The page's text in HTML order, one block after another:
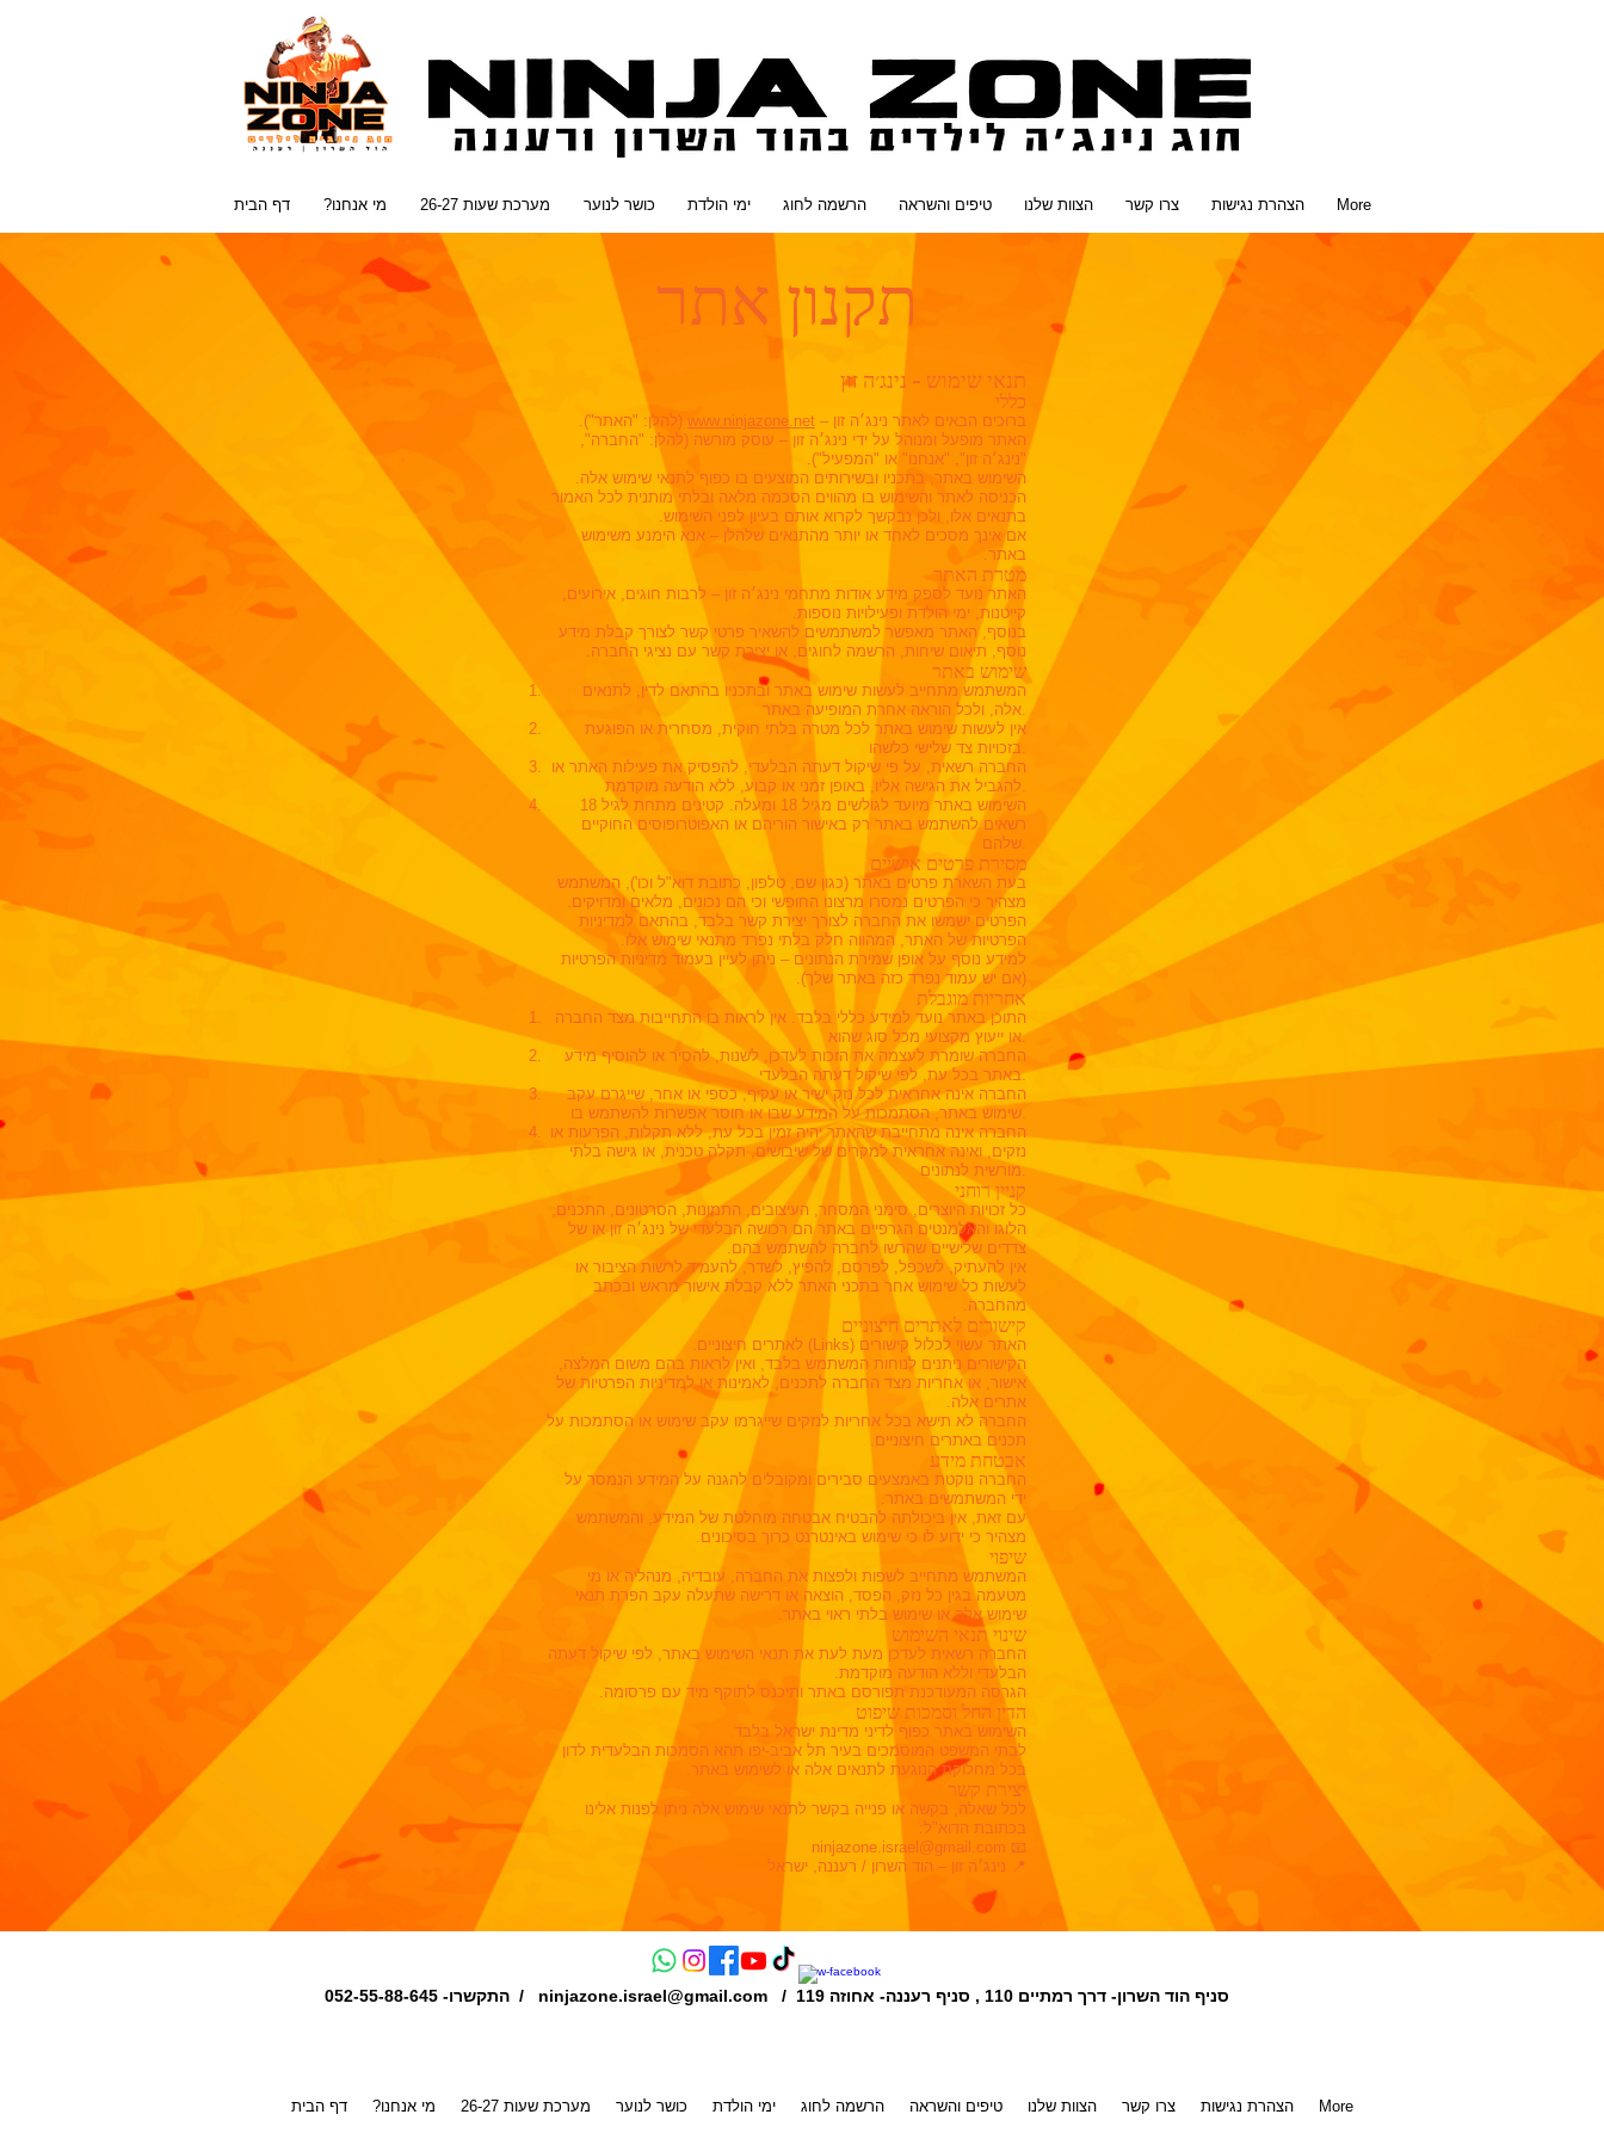
דף הבית ?מי אנחנו מערכת שעות 26-27 כושר לנוער ימי הולדת הרשמה לחוג טיפים והשראה הצוות שלנו צרו קשר הצהרת נגישות More
תקנון אתר
תנאי שימוש – נינג׳ה זון
כללי
ברוכים הבאים לאתר נינג׳ה זון – www.ninjazone.net (להלן: "האתר").
האתר מופעל ומנוהל על ידי נינג׳ה זון – עוסק מורשה (להלן: "החברה",
"נינג׳ה זון", "אנחנו" או "המפעיל").
השימוש באתר, בתכניו ובשירותים המוצעים בו כפוף לתנאי שימוש אלה.
הכניסה לאתר והשימוש בו מהווים הסכמה מלאה ובלתי מותנית לכל האמור
בתנאים אלו, ולכן נבקשך לקרוא אותם בעיון לפני השימוש.
אם אינך מסכים לאחד או יותר מהתנאים שלהלן – אנא הימנע משימוש
באתר.
מטרת האתר
האתר נועד לספק מידע אודות מתחמי נינג׳ה זון – לרבות חוגים, אירועים,
קייטנות, ימי הולדת ופעילויות נוספות.
בנוסף, האתר מאפשר למשתמשים להשאיר פרטי קשר לצורך קבלת מידע
נוסף, תיאום שיחות, הרשמה לחוגים, או יצירת קשר עם נציגי החברה.
שימוש באתר
המשתמש מתחייב לעשות שימוש באתר ובתכניו בהתאם לדין, לתנאים
אלה, ולכל הוראה אחרת המופיעה באתר.
אין לעשות שימוש באתר לכל מטרה בלתי חוקית, מסחרית או הפוגעת
בזכויות צד שלישי כלשהו.
החברה רשאית, על פי שיקול דעתה הבלעדי, להפסיק את פעילות האתר או
להגביל את הגישה אליו, באופן זמני או קבוע, ללא הודעה מוקדמת.
השימוש באתר מיועד לגולשים מגיל 18 ומעלה. קטינים מתחת לגיל 18
רשאים להשתמש באתר רק באישור הוריהם או האפוטרופוסים החוקיים
שלהם.
מסירת פרטים אישיים
בעת השארת פרטים באתר (כגון שם, טלפון, כתובת דוא"ל וכו'), המשתמש
מצהיר כי הפרטים נמסרו מרצונו החופשי וכי הם נכונים, מלאים ומדויקים.
הפרטים ישמשו את החברה לצורך יצירת קשר בלבד, בהתאם למדיניות
הפרטיות של האתר, המהווה חלק בלתי נפרד מתנאי שימוש אלו.
למידע נוסף על אופן שמירת הנתונים – ניתן לעיין בעמוד מדיניות הפרטיות
(אם יש עמוד נפרד כזה באתר שלך).
אחריות מוגבלת
התוכן באתר נועד למידע כללי בלבד. אין לראות בו התחייבות מצד החברה
או ייעוץ מקצועי מכל סוג שהוא.
החברה שומרת לעצמה את הזכות לעדכן, לשנות, להסיר או להוסיף מידע
באתר בכל עת, לפי שיקול דעתה הבלעדי.
החברה אינה אחראית לכל נזק ישיר או עקיף, כספי או אחר, שייגרם עקב
שימוש באתר, הסתמכות על המידע שבו או חוסר אפשרות להשתמש בו.
החברה אינה מתחייבת שהאתר יהיה זמין בכל עת, ללא תקלות, הפרעות או
נזקים, ואינה אחראית למקרים של שיבושים, תקלה טכנית, או גישה בלתי
מורשית לנתונים.
קניין רוחני
כל זכויות היוצרים, סימני המסחר, העיצובים, התמונות, הסרטונים, התכנים,
הלוגו והאלמנטים הגרפיים באתר הם רכושה הבלעדי של נינג׳ה זון או של
צדדים שלישיים שהרשו לחברה להשתמש בהם.
אין להעתיק, לשכפל, לפרסם, להפיץ, לשדר, להעמיד לרשות הציבור או
לעשות כל שימוש אחר בתכני האתר ללא קבלת אישור מראש ובכתב
מהחברה.
קישורים לאתרים חיצוניים
האתר עשוי לכלול קישורים (Links) לאתרים חיצוניים.
הקישורים ניתנים לנוחות המשתמש בלבד, ואין לראות בהם משום המלצה,
אישור, או אחריות מצד החברה לתכנים, לאמינות או למדיניות הפרטיות של
אתרים אלה.
החברה לא תישא בכל אחריות לנזקים שייגרמו עקב שימוש או הסתמכות על
תכנים באתרים חיצוניים.
אבטחת מידע
החברה נוקטת באמצעים סבירים ומקובלים להגנה על המידע הנמסר על
ידי המשתמשים באתר.
עם זאת, אין ביכולתה להבטיח אבטחה מוחלטת של המידע, והמשתמש
מצהיר כי ידוע לו כי שימוש באינטרנט כרוך בסיכונים.
שיפוי
המשתמש מתחייב לשפות ולפצות את החברה, עובדיה, מנהליה או מי
מטעמה בגין כל נזק, הפסד, הוצאה או דרישה שתעלה עקב הפרת תנאי
שימוש אלה או שימוש בלתי ראוי באתר.
שינוי תנאי השימוש
החברה רשאית לעדכן מעת לעת את תנאי השימוש באתר, לפי שיקול דעתה
הבלעדי וללא הודעה מוקדמת.
הגרסה המעודכנת תפורסם באתר ותיכנס לתוקף מיד עם פרסומה.
הדין החל וסמכות שיפוט
השימוש באתר כפוף לדיני מדינת ישראל בלבד.
לבתי המשפט המוסמכים בעיר תל אביב-יפו תהא הסמכות הבלעדית לדון
בכל מחלוקת הנוגעת לתנאים אלה או לשימוש באתר.
יצירת קשר
לכל שאלה, בקשה או פנייה בקשר לתנאי שימוש אלה ניתן לפנות אלינו
בכתובת הדוא"ל:
📧 ninjazone.israel@gmail.com
📍 נינג׳ה זון – הוד השרון / רעננה, ישראל
התקשרו- 052-55-88-645 / ninjazone.israel@gmail.com / סניף הוד השרון- דרך רמתיים 110 , סניף רעננה- אחוזה 119
דף הבית ?מי אנחנו מערכת שעות 26-27 כושר לנוער ימי הולדת הרשמה לחוג טיפים והשראה הצוות שלנו צרו קשר הצהרת נגישות More